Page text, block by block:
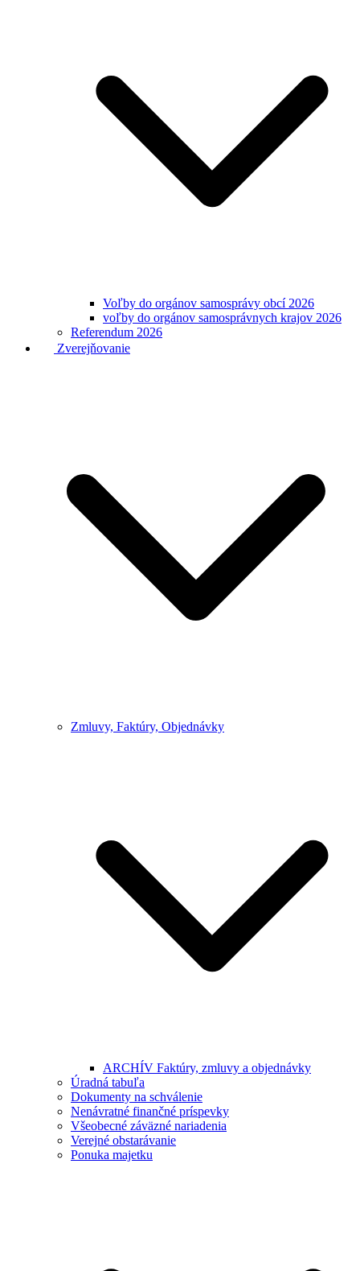
Voľby do orgánov samosprávy obcí 2026
voľby do orgánov samosprávnych krajov 2026
Referendum 2026
Zverejňovanie
Zmluvy, Faktúry, Objednávky
ARCHÍV Faktúry, zmluvy a objednávky
Úradná tabuľa
Dokumenty na schválenie
Nenávratné finančné príspevky
Všeobecné záväzné nariadenia
Verejné obstarávanie
Ponuka majetku